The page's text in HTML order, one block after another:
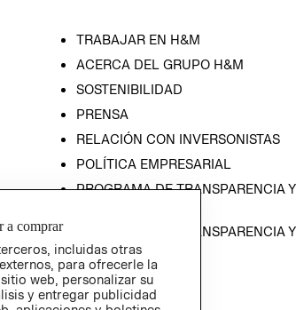
TRABAJAR EN H&M
ACERCA DEL GRUPO H&M
SOSTENIBILIDAD
PRENSA
RELACIÓN CON INVERSONISTAS
POLÍTICA EMPRESARIAL
PROGRAMA DE TRANSPARENCIA Y
PROGRAMA DE TRANSPARENCIA Y
ÉTICA (INGLÉS)
a comprar
incluidas otras
para ofrecerle la
web, personalizar su
y entregar publicidad